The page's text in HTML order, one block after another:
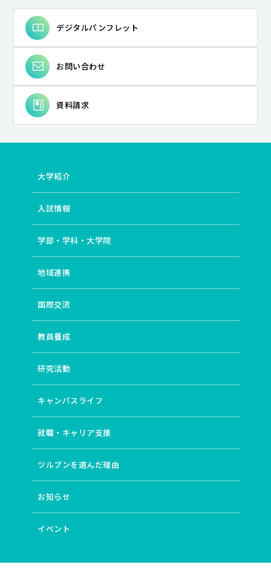
デジタルパンフレット
お問い合わせ
資料請求
大学紹介
入試情報
学部・学科・大学院
地域連携
国際交流
教員養成
研究活動
キャンパスライフ
就職・キャリア支援
ツルブンを選んだ理由
お知らせ
イベント